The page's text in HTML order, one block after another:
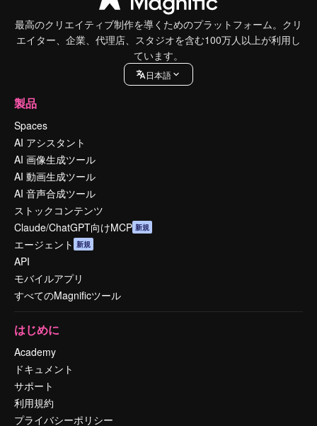
最高のクリエイティブ制作を導くためのプラットフォーム。クリ
エイター、企業、代理店、スタジオを含む100万人以上が利用し
ています。
日本語
製品
Spaces
AI アシスタント
AI 画像生成ツール
AI 動画生成ツール
AI 音声合成ツール
ストックコンテンツ
Claude/ChatGPT向けMCP 新規
エージェント 新規
API
モバイルアプリ
すべてのMagnificツール
はじめに
Academy
ドキュメント
サポート
利用規約
プライバシーポリシー